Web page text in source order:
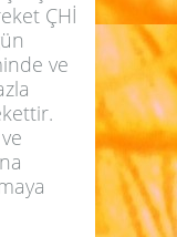
ÇHİ
ve